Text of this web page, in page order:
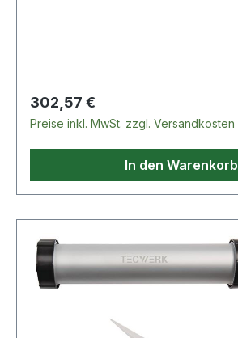
Regulärer Preis:
302,57 €
Preise inkl. MwSt. zzgl. Versandkosten
In den Warenkorb